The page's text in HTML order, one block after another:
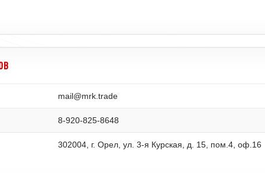
mail@mrk.trade
8-920-825-8648
302004, г. Орел, ул. 3-я Курская, д. 15, пом.4, оф.16